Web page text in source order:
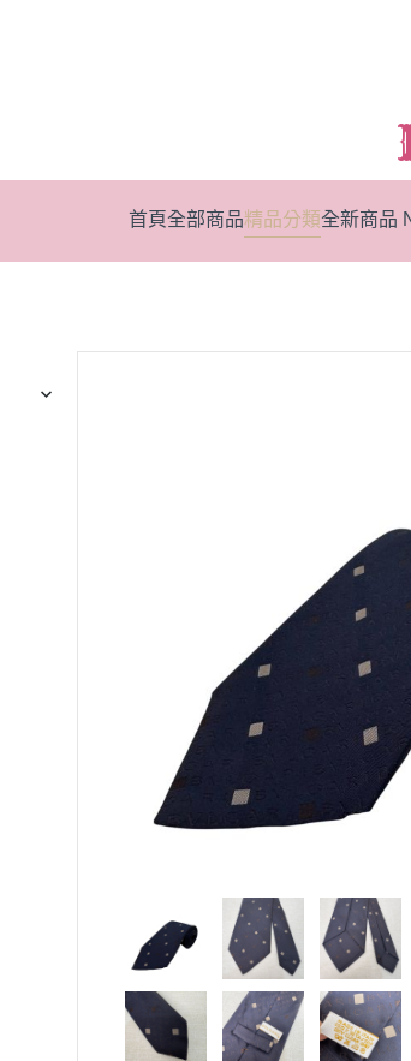
首頁全部商品精品分類全新商品